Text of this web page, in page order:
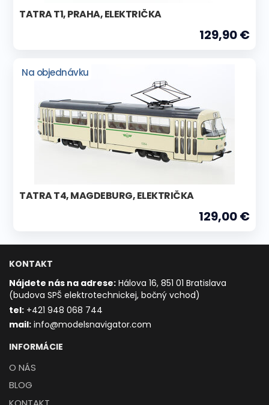
TATRA T1, PRAHA, ELEKTRIČKA
129,90 €
Na objednávku
TATRA T4, MAGDEBURG, ELEKTRIČKA
129,00 €
KONTAKT
Nájdete nás na adrese: Hálova 16, 851 01 Bratislava
(budova SPŠ elektrotechnickej, bočný vchod)
tel: +421 948 068 744
mail: info@modelsnavigator.com
INFORMÁCIE
O NÁS
BLOG